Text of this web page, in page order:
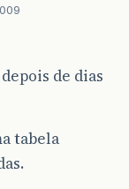
de dias
tabela